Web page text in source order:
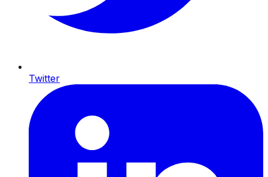
Twitter